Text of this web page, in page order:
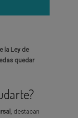
la Ley de
quedar
, destacan